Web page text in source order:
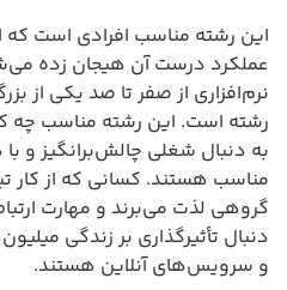
این رشته مناسب افرادی است که
عملکرد درست آن هیجان زده
نرم‌افزاری از صفر تا صد یکی از
رشته است. این رشته مناسب چه
به دنبال شغلی چالش‌برانگیز و با
مناسب هستند. کسانی که از کار
گروهی لذت می‌برند و مهارت
دنبال تأثیرگذاری بر زندگی
و سرویس‌های آنلاین هستند.